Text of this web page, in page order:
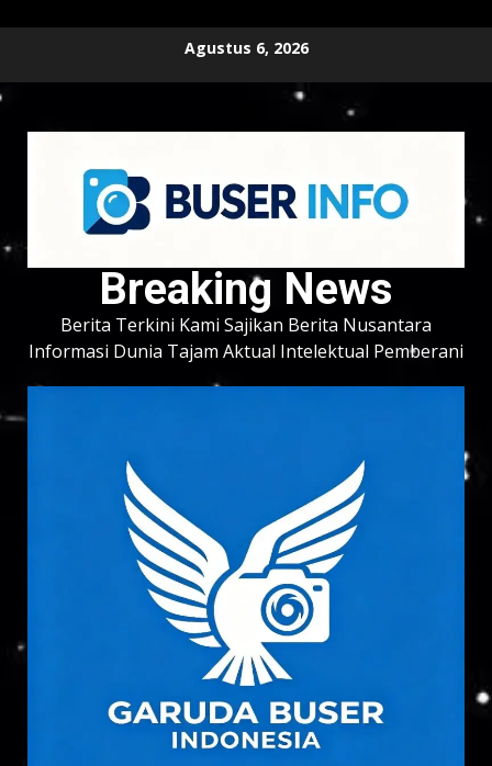
content
Agustus 6, 2026
Breaking News
Berita Terkini Kami Sajikan Berita Nusantara
Informasi Dunia Tajam Aktual Intelektual Pemberani